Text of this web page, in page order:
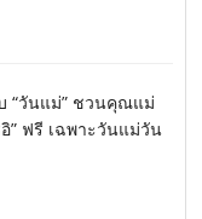
“วันแม่” ชวนคุณแม่
” ฟรี เฉพาะวันแม่วัน